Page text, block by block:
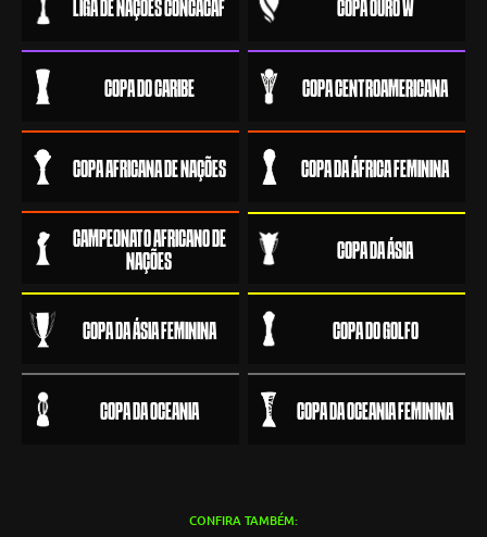
LIGA DE NAÇÕES CONCACAF COPA OURO W
COPA DO CARIBE COPA CENTROAMERICANA
COPA AFRICANA DE NAÇÕES COPA DA ÁFRICA FEMININA
CAMPEONATO AFRICANO DE
NAÇÕES
COPA DA ÁSIA
COPA DA ÁSIA FEMININA COPA DO GOLFO
COPA DA OCEANIA COPA DA OCEANIA FEMININA
CONFIRA TAMBÉM: